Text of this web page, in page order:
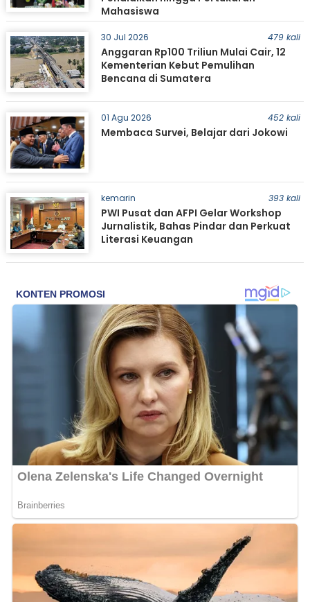
Mahasiswa
30 Jul 2026 479 kali
Anggaran Rp100 Triliun Mulai Cair, 12
Kementerian Kebut Pemulihan
Bencana di Sumatera
01 Agu 2026 452 kali
Membaca Survei, Belajar dari Jokowi
kemarin 393 kali
PWI Pusat dan AFPI Gelar Workshop
Jurnalistik, Bahas Pindar dan Perkuat
Literasi Keuangan